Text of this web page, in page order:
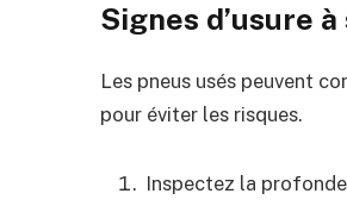
Signes d’usure
Les pneus usés peuvent
pour éviter les risques.
Inspectez la